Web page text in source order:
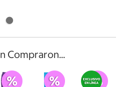
Compraron...